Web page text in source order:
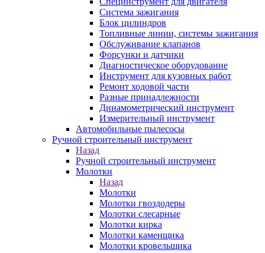
Система зажигания
Блок цилиндров
Топливные линии, системы зажигания
Обслуживание клапанов
Форсунки и датчики
Диагностическое оборудование
Инструмент для кузовных работ
Ремонт ходовой части
Разные принадлежности
Динамометрический инструмент
Измерительный инструмент
Автомобильные пылесосы
Ручной строительный инструмент
Назад
Ручной строительный инструмент
Молотки
Назад
Молотки
Молотки гвоздодеры
Молотки слесарные
Молотки кирка
Молотки каменщика
Молотки кровельщика